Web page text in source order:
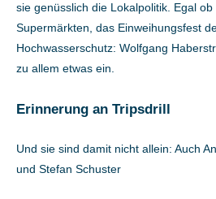
sie genüsslich die Lokalpolitik. Egal
Supermärkten, das Einweihungsfest
Hochwasserschutz: Wolfgang
zu allem etwas ein.
Erinnerung an Tripsdrill
Und sie sind damit nicht allein: Auch
und Stefan Schuster